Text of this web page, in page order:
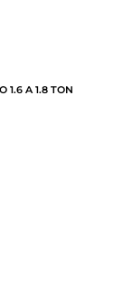
1.6 A 1.8 TON